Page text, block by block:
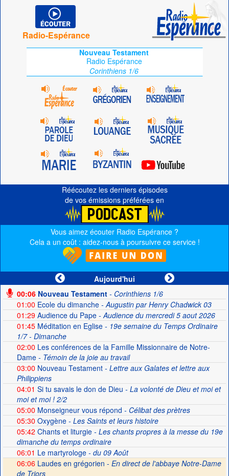
Radio-Espérance
Nouveau Testament
Radio Espérance
Corinthiens 1/6
Réécoutez les derniers épisodes
de vos émissions préférées en
Vous aimez écouter Radio Espérance ?
Cela a un coût : aidez-nous à poursuivre ce service !
Aujourd'hui
00:06Nouveau Testament- Corinthiens 1/6
01:00 Ecole du dimanche- Augustin par Henry Chadwick 03
01:29Audience du Pape- Audience du mercredi 5 aout 2026
01:45Méditation en Eglise- 19e semaine du Temps Ordinaire
1/7 - Dimanche
02:00 Les conférences de la Famille Missionnaire de Notre-
Dame- Témoin de la joie au travail
03:00 Nouveau Testament- Lettre aux Galates et lettre aux
Philippiens
04:01 Si tu savais le don de Dieu - La volonté de Dieu et moi et
moi et moi ! 2/2
05:00 Monseigneur vous répond - Célibat des prètres
05:30 Oxygène- Les Saints et leurs histoire
05:42 Chants et liturgie- Les chants propres à la messe du 19e
dimanche du temps ordinaire
06:01 Le martyrologe- du 09 Août
06:06 Laudes en grégorien - En direct de l'abbaye Notre-Dame
de Triors